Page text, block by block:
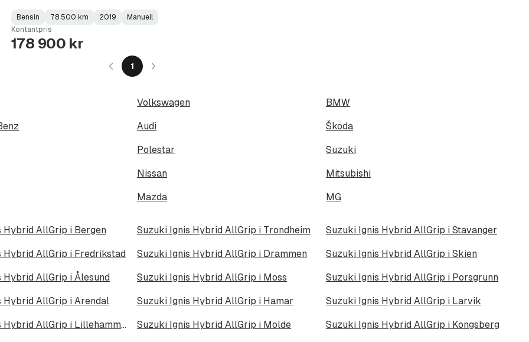
Fuel
Type:
Bensin
Kilometerstand:
78 500 km
Model
Year:
2019
Gearbox
Type:
Manuell
Kontantpris
178 900 kr
1
Volkswagen BMW
Audi Škoda
Polestar Suzuki
Nissan Mitsubishi
Mazda MG
Hybrid AllGrip i Bergen Suzuki Ignis Hybrid AllGrip i Trondheim Suzuki Ignis Hybrid AllGrip i Stavanger
Hybrid AllGrip i Fredrikstad Suzuki Ignis Hybrid AllGrip i Drammen Suzuki Ignis Hybrid AllGrip i Skien
Hybrid AllGrip i Ålesund Suzuki Ignis Hybrid AllGrip i Moss Suzuki Ignis Hybrid AllGrip i Porsgrunn
Hybrid AllGrip i Arendal Suzuki Ignis Hybrid AllGrip i Hamar Suzuki Ignis Hybrid AllGrip i Larvik
Suzuki Ignis Hybrid AllGrip i Lillehammer Suzuki Ignis Hybrid AllGrip i Molde Suzuki Ignis Hybrid AllGrip i Kongsberg